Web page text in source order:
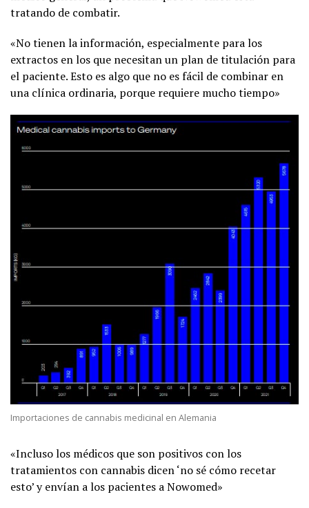
tratando de combatir.
«No tienen la información, especialmente para los
extractos en los que necesitan un plan de titulación para
el paciente. Esto es algo que no es fácil de combinar en
una clínica ordinaria, porque requiere mucho tiempo»
Importaciones de cannabis medicinal en Alemania
«Incluso los médicos que son positivos con los
tratamientos con cannabis dicen ‘no sé cómo recetar
esto’ y envían a los pacientes a Nowomed»